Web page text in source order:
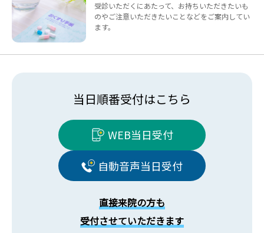
受診いただくにあたって、お持ちいただきたいも
のやご注意いただきたいことなどをご案内してい
ます。
当日順番受付はこちら
WEB当日受付
自動音声当日受付
直接来院の方も
受付させていただきます